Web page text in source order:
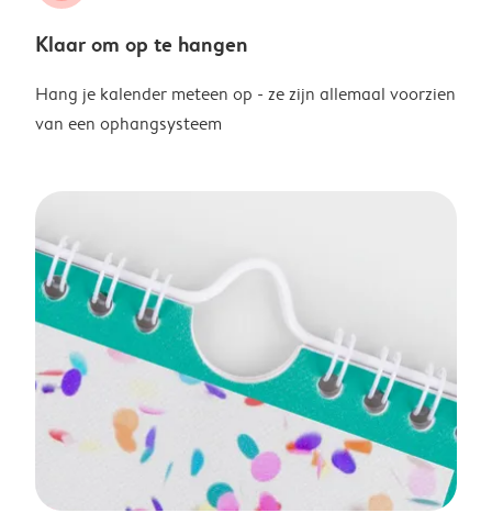
Klaar om op te hangen
Hang je kalender meteen op - ze zijn allemaal voorzien
van een ophangsysteem